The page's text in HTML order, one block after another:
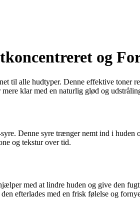
og
til alle hudtyper. Denne effektive toner
klar med en naturlig glød og
Denne syre trænger nemt ind i
og tekstur over tid.
med at lindre huden og give den
efterlades med en frisk følelse og